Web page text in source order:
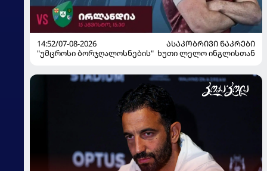
14:52/07-08-2026
ᲐᲡᲐᲙᲝᲑᲠᲘᲕᲘ ᲜᲐᲙᲠᲔᲑᲘ
"უმცროსი ბორჯღალოსნების" ხუთი ლელო ინგლისთან